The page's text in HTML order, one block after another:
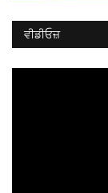
ਵੀਡੀਓਜ਼